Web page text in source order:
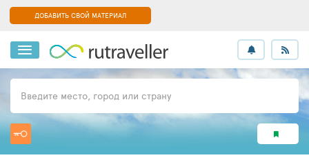
ДОБАВИТЬ СВОЙ МАТЕРИАЛ
Введите место, город или страну